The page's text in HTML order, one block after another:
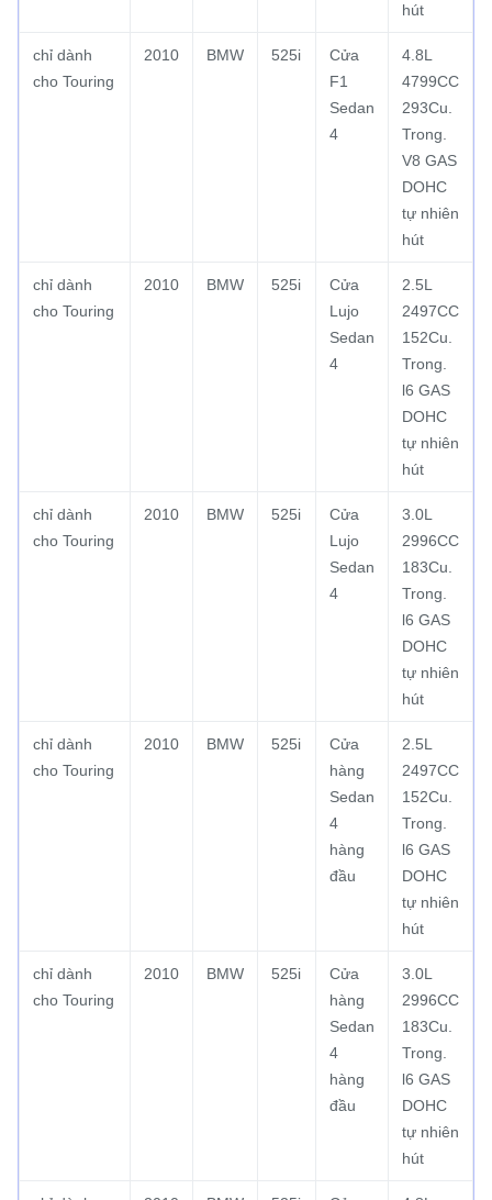
hút
chỉ dành
cho Touring
2010 BMW 525i
Cửa
F1
Sedan
4
4.8L
4799CC
293Cu.
Trong.
V8 GAS
DOHC
tự nhiên
hút
chỉ dành
cho Touring
2010 BMW 525i
Cửa
Lujo
Sedan
4
2.5L
2497CC
152Cu.
Trong.
l6 GAS
DOHC
tự nhiên
hút
chỉ dành
cho Touring
2010 BMW 525i
Cửa
Lujo
Sedan
4
3.0L
2996CC
183Cu.
Trong.
l6 GAS
DOHC
tự nhiên
hút
chỉ dành
cho Touring
2010 BMW 525i
Cửa
hàng
Sedan
4
hàng
đầu
2.5L
2497CC
152Cu.
Trong.
l6 GAS
DOHC
tự nhiên
hút
chỉ dành
cho Touring
2010 BMW 525i
Cửa
hàng
Sedan
4
hàng
đầu
3.0L
2996CC
183Cu.
Trong.
l6 GAS
DOHC
tự nhiên
hút